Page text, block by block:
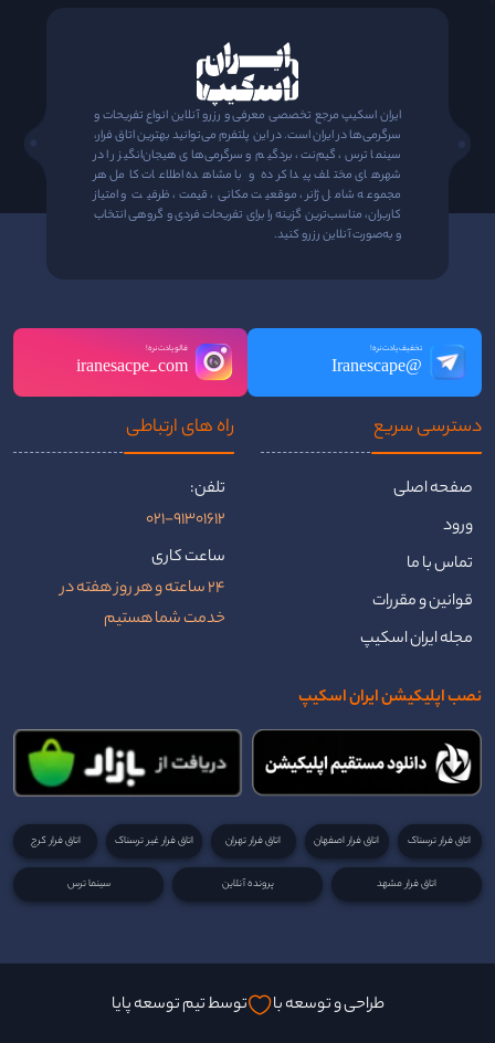
ایران اسکیپ مرجع تخصصی معرفی و رزرو آنلاین انواع تفریحات و
سرگرمی‌ها در ایران است. در این پلتفرم می‌توانید بهترین اتاق فرار،
سینما ترس، گیم‌نت، بردگیم و سرگرمی‌های هیجان‌انگیز را در
شهرهای مختلف پیدا کرده و با مشاهده اطلاعات کامل هر
مجموعه شامل ژانر، موقعیت مکانی، قیمت، ظرفیت و امتیاز
کاربران، مناسب‌ترین گزینه را برای تفریحات فردی و گروهی انتخاب
و به‌صورت آنلاین رزرو کنید.
تخفیف یادت نره!
@Iranescape
فالو یادت نره!
iranesacpe_com
دسترسی سریع
صفحه اصلی
ورود
تماس با ما
قوانین و مقررات
مجله ایران اسکیپ
راه ‌های ارتباطی
تلفن:
021-91301612
ساعت کاری
24 ساعته و هر روز هفته در
خدمت شما هستیم
نصب اپلیکیشن ایران اسکیپ
اتاق فرار ترسناک اتاق فرار اصفهان اتاق فرار تهران اتاق فرار غیر ترسناک اتاق فرار کرج
اتاق فرار مشهد پرونده آنلاین سینما ترس
طراحی و توسعه با توسط تیم توسعه پایا